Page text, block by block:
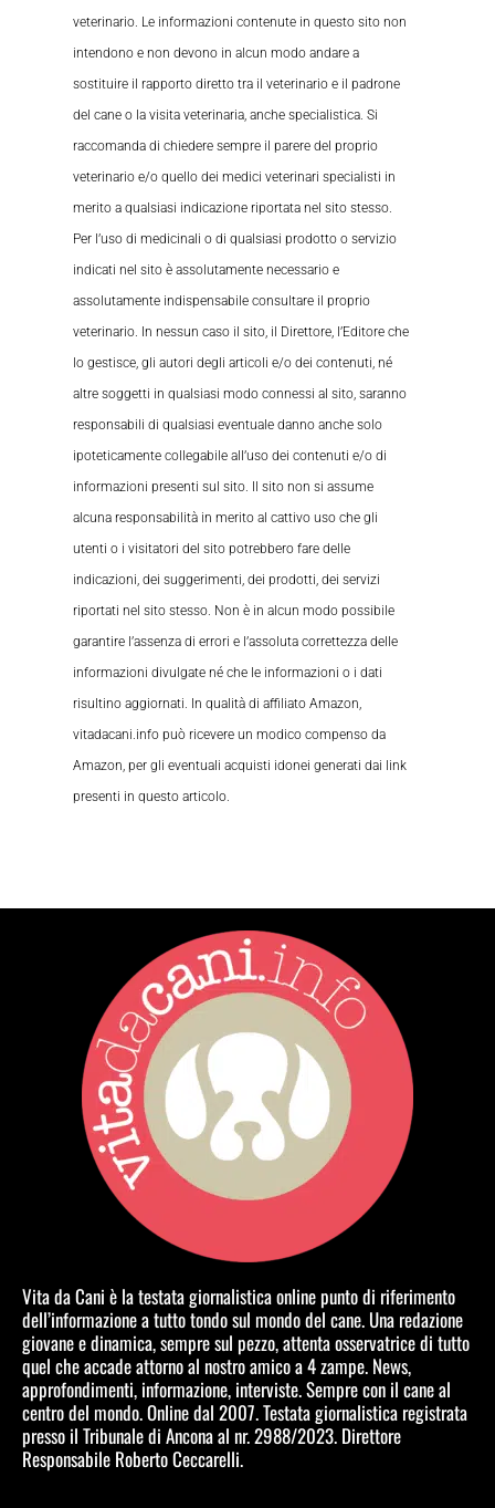
veterinario. Le informazioni contenute in questo sito non
intendono e non devono in alcun modo andare a
sostituire il rapporto diretto tra il veterinario e il padrone
del cane o la visita veterinaria, anche specialistica. Si
raccomanda di chiedere sempre il parere del proprio
veterinario e/o quello dei medici veterinari specialisti in
merito a qualsiasi indicazione riportata nel sito stesso.
Per l’uso di medicinali o di qualsiasi prodotto o servizio
indicati nel sito è assolutamente necessario e
assolutamente indispensabile consultare il proprio
veterinario. In nessun caso il sito, il Direttore, l’Editore che
lo gestisce, gli autori degli articoli e/o dei contenuti, né
altre soggetti in qualsiasi modo connessi al sito, saranno
responsabili di qualsiasi eventuale danno anche solo
ipoteticamente collegabile all’uso dei contenuti e/o di
informazioni presenti sul sito. Il sito non si assume
alcuna responsabilità in merito al cattivo uso che gli
utenti o i visitatori del sito potrebbero fare delle
indicazioni, dei suggerimenti, dei prodotti, dei servizi
riportati nel sito stesso. Non è in alcun modo possibile
garantire l’assenza di errori e l’assoluta correttezza delle
informazioni divulgate né che le informazioni o i dati
risultino aggiornati. In qualità di affiliato Amazon,
vitadacani.info può ricevere un modico compenso da
Amazon, per gli eventuali acquisti idonei generati dai link
presenti in questo articolo.
Vita da Cani è la testata giornalistica online punto di riferimento
dell’informazione a tutto tondo sul mondo del cane. Una redazione
giovane e dinamica, sempre sul pezzo, attenta osservatrice di tutto
quel che accade attorno al nostro amico a 4 zampe. News,
approfondimenti, informazione, interviste. Sempre con il cane al
centro del mondo. Online dal 2007. Testata giornalistica registrata
presso il Tribunale di Ancona al nr. 2988/2023. Direttore
Responsabile Roberto Ceccarelli.